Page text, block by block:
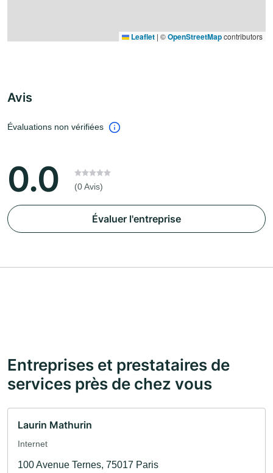
Leaflet | ©OpenStreetMapcontributors
Avis
Évaluations non vérifiées
0.0 (0 Avis)
Évaluer l'entreprise
Entreprises et prestataires de
services près de chez vous
Laurin Mathurin
Internet
100 Avenue Ternes, 75017 Paris